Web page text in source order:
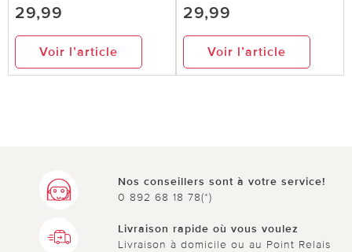
29,99
Voir l’article
29,99
Voir l’article
Nos conseillers sont à votre service!
0 892 68 18 78(*)
Livraison rapide où vous voulez
Livraison à domicile ou au Point Relais